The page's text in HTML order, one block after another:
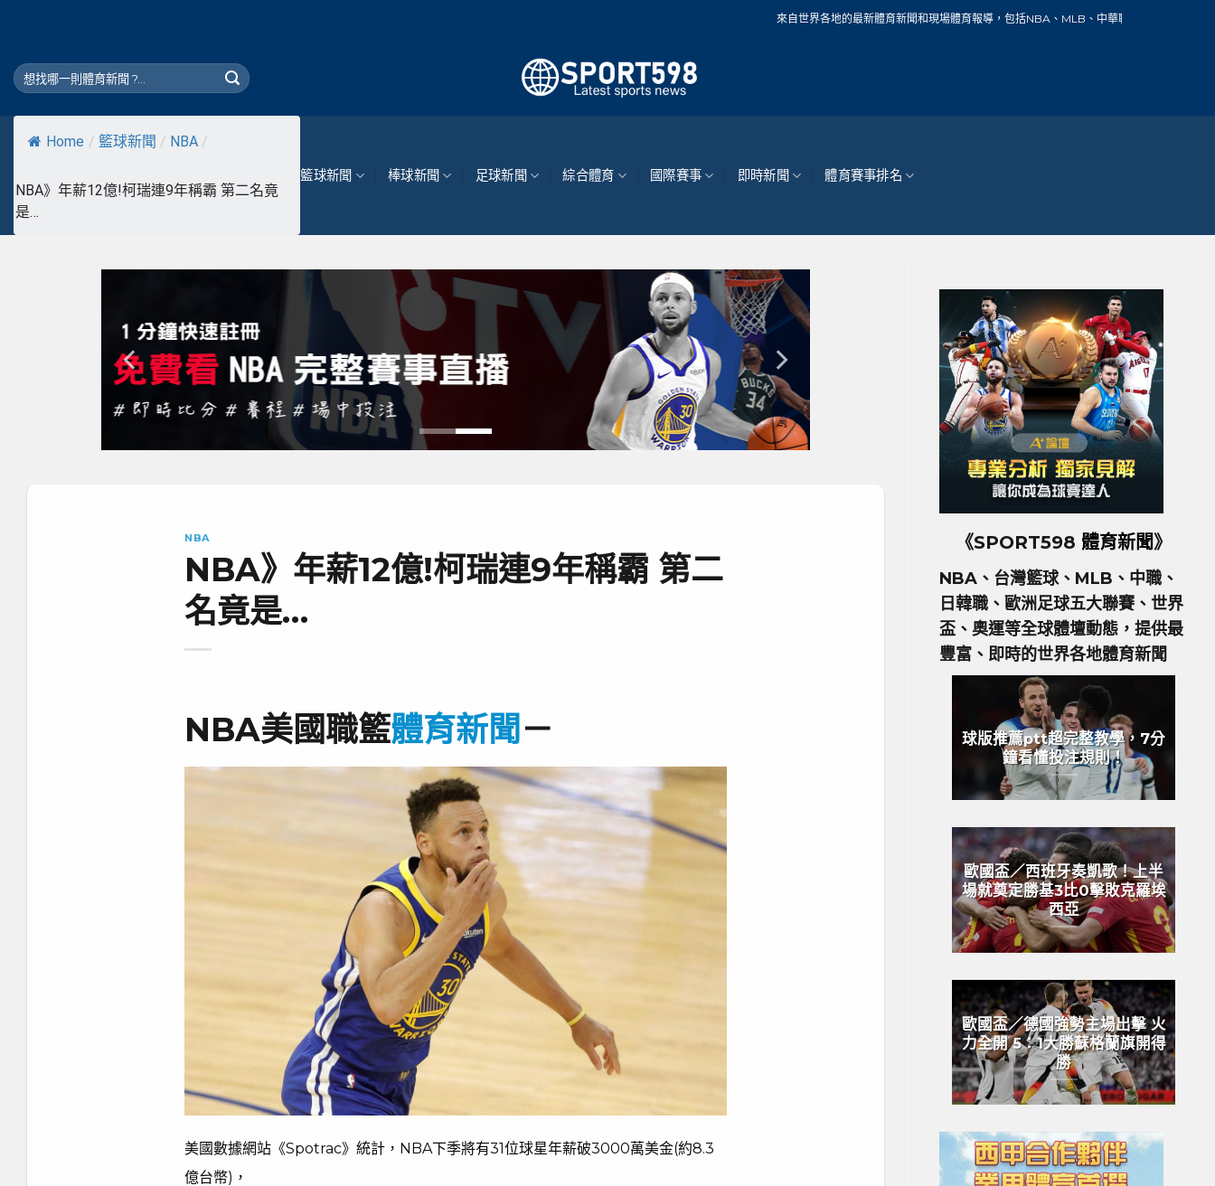
來自世界各地的最新體育新聞和現場體育報導，包括NBA、MLB、中華職棒、籃球、網球、足球、賽車、
Home / 籃球新聞 / NBA /
NBA》年薪12億!柯瑞連9年稱霸 第二名竟
是…
籃球新聞 棒球新聞 足球新聞 綜合體育 國際賽事 即時新聞 體育賽事排名
NBA
NBA》年薪12億!柯瑞連9年稱霸 第二
名竟是…
NBA美國職籃體育新聞 －
美國數據網站《Spotrac》統計，NBA下季將有31位球星年薪破3000萬美金(約8.3
億台幣)，
《SPORT598 體育新聞》
NBA、台灣籃球、MLB、中職、
日韓職、歐洲足球五大聯賽、世界
盃、奧運等全球體壇動態，提供最
豐富、即時的世界各地體育新聞
球版推薦ptt超完整教學，7分
鐘看懂投注規則！
歐國盃／西班牙奏凱歌！上半
場就奠定勝基3比0擊敗克羅埃
西亞
歐國盃／德國強勢主場出擊 火
力全開 5：1大勝蘇格蘭旗開得
勝